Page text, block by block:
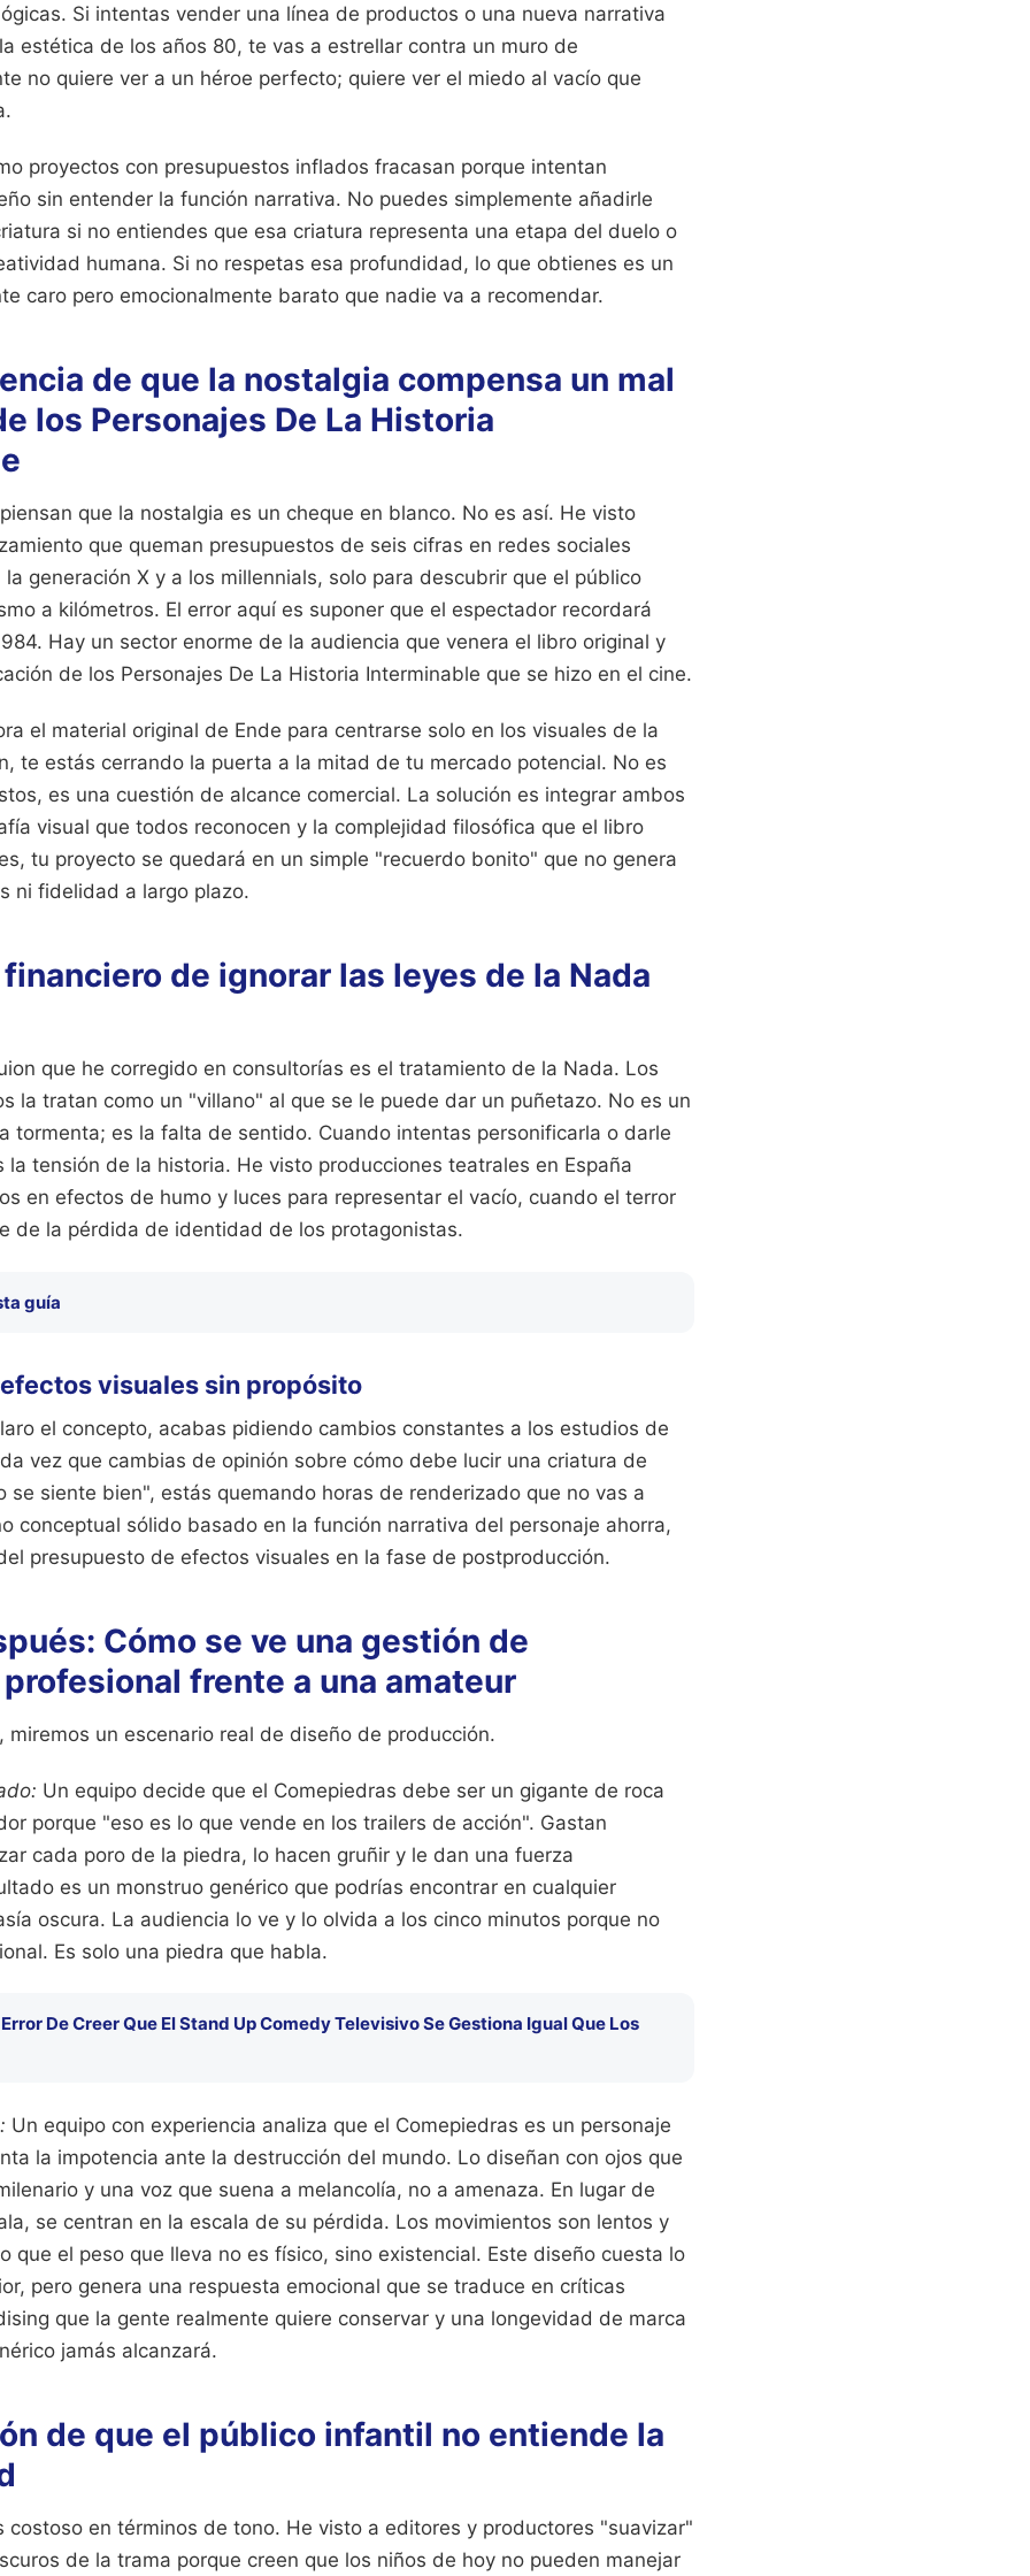
Si intentas vender una línea de productos o una nueva narrativa
estética de los años 80, te vas a estrellar contra un muro de
no quiere ver a un héroe perfecto; quiere ver el miedo al vacío que
proyectos con presupuestos inflados fracasan porque intentan
sin entender la función narrativa. No puedes simplemente añadirle
si no entiendes que esa criatura representa una etapa del duelo o
humana. Si no respetas esa profundidad, lo que obtienes es un
caro pero emocionalmente barato que nadie va a recomendar.
de que la nostalgia compensa un mal
los Personajes De La Historia
que la nostalgia es un cheque en blanco. No es así. He visto
que queman presupuestos de seis cifras en redes sociales
generación X y a los millennials, solo para descubrir que el público
a kilómetros. El error aquí es suponer que el espectador recordará
Hay un sector enorme de la audiencia que venera el libro original y
de los Personajes De La Historia Interminable que se hizo en el cine.
el material original de Ende para centrarse solo en los visuales de la
te estás cerrando la puerta a la mitad de tu mercado potencial. No es
es una cuestión de alcance comercial. La solución es integrar ambos
visual que todos reconocen y la complejidad filosófica que el libro
tu proyecto se quedará en un simple "recuerdo bonito" que no genera
ni fidelidad a largo plazo.
de ignorar las leyes de la Nada
que he corregido en consultorías es el tratamiento de la Nada. Los
la tratan como un "villano" al que se le puede dar un puñetazo. No es un
tormenta; es la falta de sentido. Cuando intentas personificarla o darle
la tensión de la historia. He visto producciones teatrales en España
en efectos de humo y luces para representar el vacío, cuando el terror
de la pérdida de identidad de los protagonistas.
guía
visuales sin propósito
el concepto, acabas pidiendo cambios constantes a los estudios de
vez que cambias de opinión sobre cómo debe lucir una criatura de
se siente bien", estás quemando horas de renderizado que no vas a
conceptual sólido basado en la función narrativa del personaje ahorra,
presupuesto de efectos visuales en la fase de postproducción.
Cómo se ve una gestión de
frente a una amateur
miremos un escenario real de diseño de producción.
Un equipo decide que el Comepiedras debe ser un gigante de roca
porque "eso es lo que vende en los trailers de acción". Gastan
cada poro de la piedra, lo hacen gruñir y le dan una fuerza
es un monstruo genérico que podrías encontrar en cualquier
oscura. La audiencia lo ve y lo olvida a los cinco minutos porque no
Es solo una piedra que habla.
De Creer Que El Stand Up Comedy Televisivo Se Gestiona Igual Que Los
Un equipo con experiencia analiza que el Comepiedras es un personaje
la impotencia ante la destrucción del mundo. Lo diseñan con ojos que
y una voz que suena a melancolía, no a amenaza. En lugar de
se centran en la escala de su pérdida. Los movimientos son lentos y
que el peso que lleva no es físico, sino existencial. Este diseño cuesta lo
pero genera una respuesta emocional que se traduce en críticas
que la gente realmente quiere conservar y una longevidad de marca
jamás alcanzará.
de que el público infantil no entiende la
costoso en términos de tono. He visto a editores y productores "suavizar"
de la trama porque creen que los niños de hoy no pueden manejar